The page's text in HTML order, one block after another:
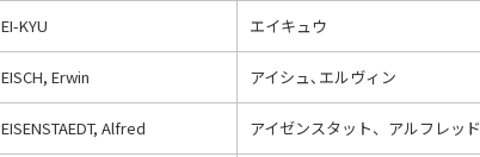
EI-KYU エイキュウ
EISCH, Erwin アイシュ､エルヴィン
EISENSTAEDT, Alfred アイゼンスタット、アルフレッド